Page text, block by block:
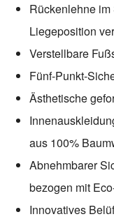
Rückenlehne
Liegeposition
Verstellbare
Fünf-Punkt-
Ästhetische
aus 100%
Abnehmbarer
bezogen mit
Innovatives